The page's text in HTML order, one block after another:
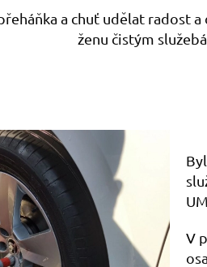
a chuť udělat radost
ženu čistým
V